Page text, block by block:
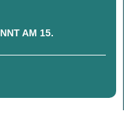
AM 15.